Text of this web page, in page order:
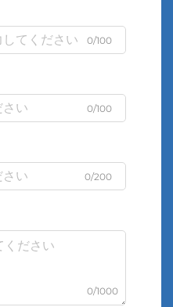
0/100
0/100
0/200
0/1000